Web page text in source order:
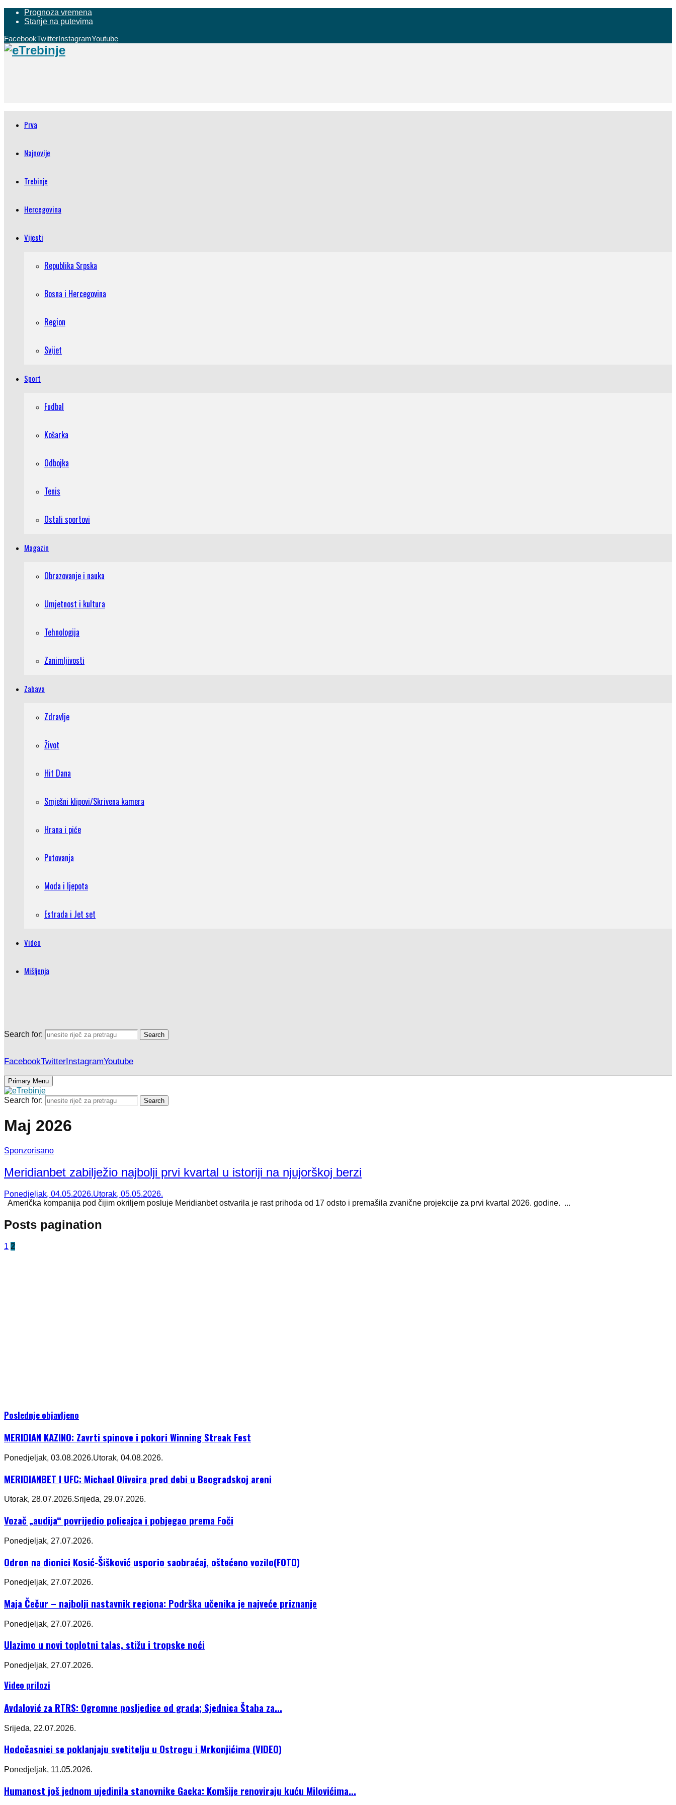
Prognoza vremena
Stanje na putevima
FacebookTwitterInstagramYoutube
Prva
Najnovije
Trebinje
Hercegovina
Vijesti
Republika Srpska
Bosna i Hercegovina
Region
Svijet
Sport
Fudbal
Košarka
Odbojka
Tenis
Ostali sportovi
Magazin
Obrazovanje i nauka
Umjetnost i kultura
Tehnologija
Zanimljivosti
Zabava
Zdravlje
Život
Hit Dana
Smješni klipovi/Skrivena kamera
Hrana i piće
Putovanja
Moda i ljepota
Estrada i Jet set
Video
Mišljenja
Search for: Search
FacebookTwitterInstagramYoutube
Primary Menu
Search for: Search
Maj 2026
Sponzorisano
Meridianbet zabilježio najbolji prvi kvartal u istoriji na njujorškoj berzi
Ponedjeljak, 04.05.2026.Utorak, 05.05.2026.
Američka kompanija pod čijim okriljem posluje Meridianbet ostvarila je rast prihoda od 17 odsto i premašila zvanične projekcije za prvi kvartal 2026. godine. ...
Posts pagination
1 2
Poslednje objavljeno
MERIDIAN KAZINO: Zavrti spinove i pokori Winning Streak Fest
Ponedjeljak, 03.08.2026.Utorak, 04.08.2026.
MERIDIANBET I UFC: Michael Oliveira pred debi u Beogradskoj areni
Utorak, 28.07.2026.Srijeda, 29.07.2026.
Vozač „audija“ povrijedio policajca i pobjegao prema Foči
Ponedjeljak, 27.07.2026.
Odron na dionici Kosić-Šišković usporio saobraćaj, oštećeno vozilo(FOTO)
Ponedjeljak, 27.07.2026.
Maja Čečur – najbolji nastavnik regiona: Podrška učenika je najveće priznanje
Ponedjeljak, 27.07.2026.
Ulazimo u novi toplotni talas, stižu i tropske noći
Ponedjeljak, 27.07.2026.
Video prilozi
Avdalović za RTRS: Ogromne posljedice od grada; Sjednica Štaba za...
Srijeda, 22.07.2026.
Hodočasnici se poklanjaju svetitelju u Ostrogu i Mrkonjićima (VIDEO)
Ponedjeljak, 11.05.2026.
Humanost još jednom ujedinila stanovnike Gacka: Komšije renoviraju kuću Milovićima...